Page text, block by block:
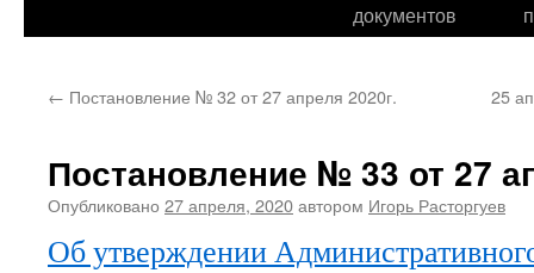
документов
← Постановление № 32 от 27 апреля 2020г. 25
Постановление № 33 от 27
Опубликовано 27 апреля, 2020автором Игорь Расторгуев
Об утверждении